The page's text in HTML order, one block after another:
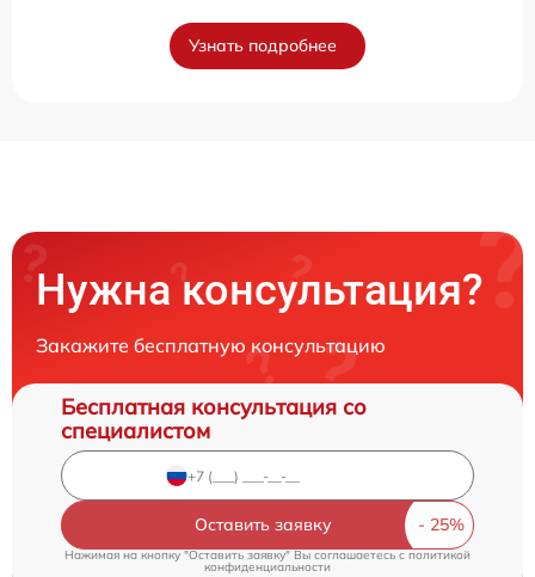
Узнать подробнее
Нужна консультация?
Закажите бесплатную консультацию
Бесплатная консультация со
специалистом
Оставить заявку
Нажимая на кнопку "Оставить заявку" Вы соглашаетесь c политикой
конфиденциальности